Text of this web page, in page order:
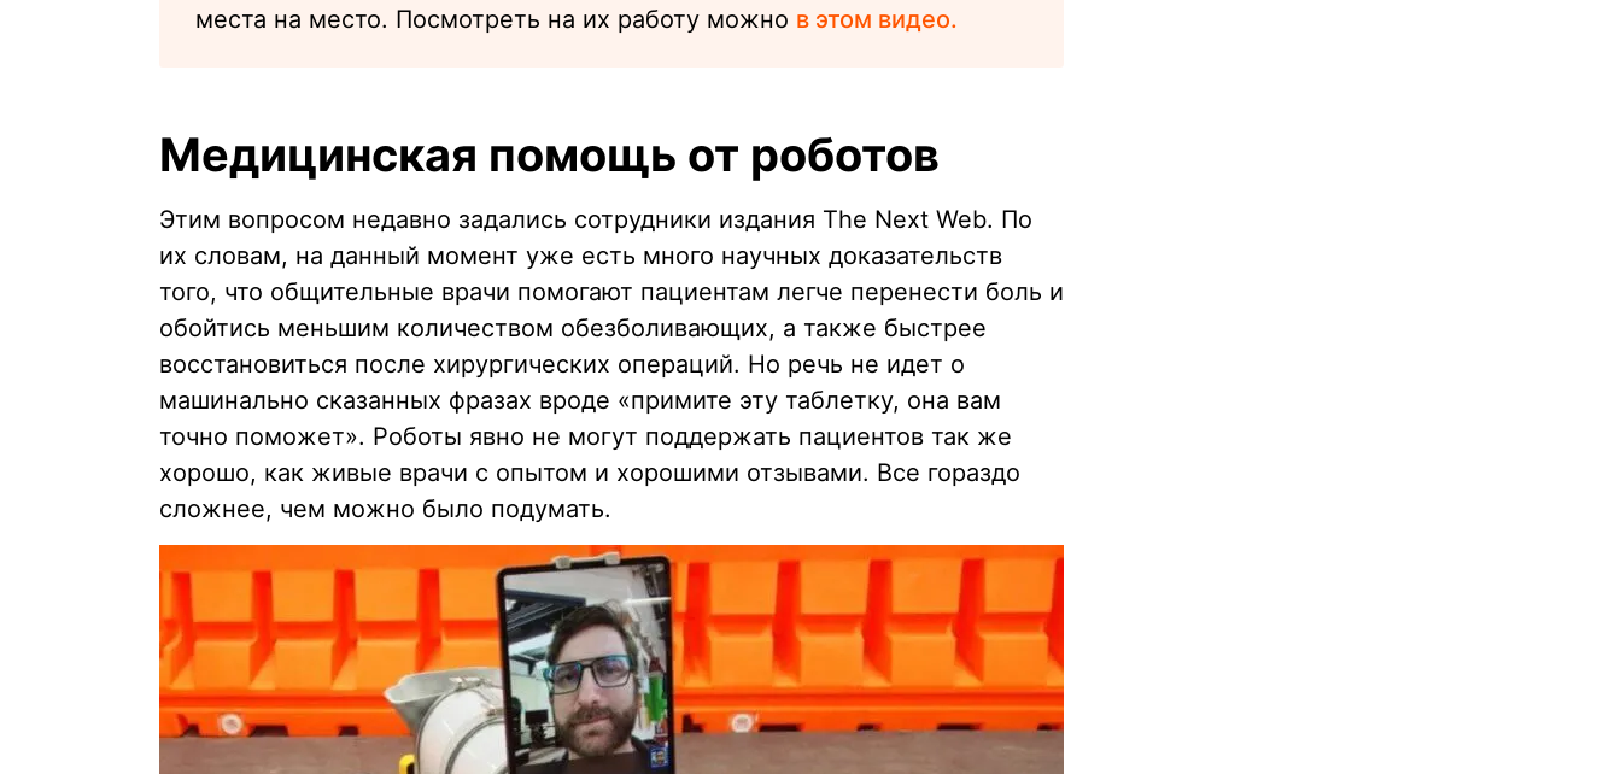
места на место. Посмотреть на их работу можно в этом видео.
Медицинская помощь от роботов
Этим вопросом недавно задались сотрудники издания The Next Web. По
их словам, на данный момент уже есть много научных доказательств
того, что общительные врачи помогают пациентам легче перенести боль и
обойтись меньшим количеством обезболивающих, а также быстрее
восстановиться после хирургических операций. Но речь не идет о
машинально сказанных фразах вроде «примите эту таблетку, она вам
точно поможет». Роботы явно не могут поддержать пациентов так же
хорошо, как живые врачи с опытом и хорошими отзывами. Все гораздо
сложнее, чем можно было подумать.